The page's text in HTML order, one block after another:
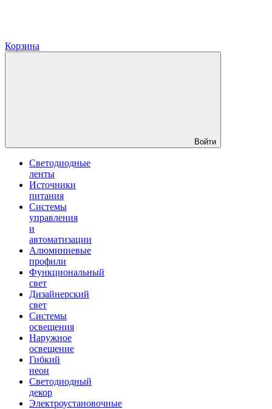
Корзина
Войти
Светодиодные
ленты
Источники
питания
Системы
управления
и
автоматизации
Алюминиевые
профили
Функциональный
свет
Дизайнерский
свет
Системы
освещения
Наружное
освещение
Гибкий
неон
Светодиодный
декор
Электроустановочные